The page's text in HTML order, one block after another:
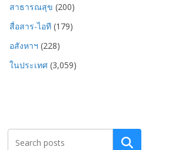
สาธารณสุข (200)
สื่อสาร-ไอที (179)
อสังหาฯ (228)
ในประเทศ (3,059)
Search